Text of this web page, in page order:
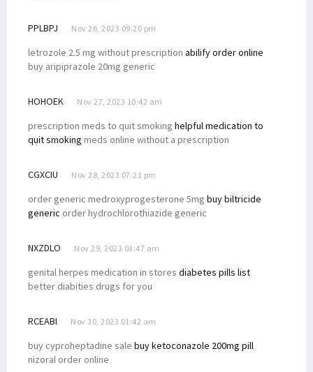
PPLBPJ Nov 26, 2023 09:20 pm
letrozole 2.5 mg without prescription abilify order online
buy aripiprazole 20mg generic
HOHOEK Nov 27, 2023 10:42 am
prescription meds to quit smoking helpful medication to
quit smoking meds online without a prescription
CGXCIU Nov 28, 2023 07:21 pm
order generic medroxyprogesterone 5mg buy biltricide
generic order hydrochlorothiazide generic
NXZDLO Nov 29, 2023 03:47 am
genital herpes medication in stores diabetes pills list
better diabities drugs for you
RCEABI Nov 30, 2023 01:42 am
buy cyproheptadine sale buy ketoconazole 200mg pill
nizoral order online